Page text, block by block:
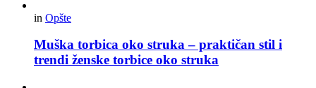
in Opšte
Muška torbica oko struka – praktičan stil i
trendi ženske torbice oko struka